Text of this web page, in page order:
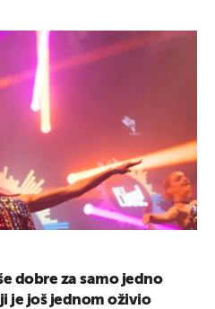
dobre za samo jedno
je još jednom oživio